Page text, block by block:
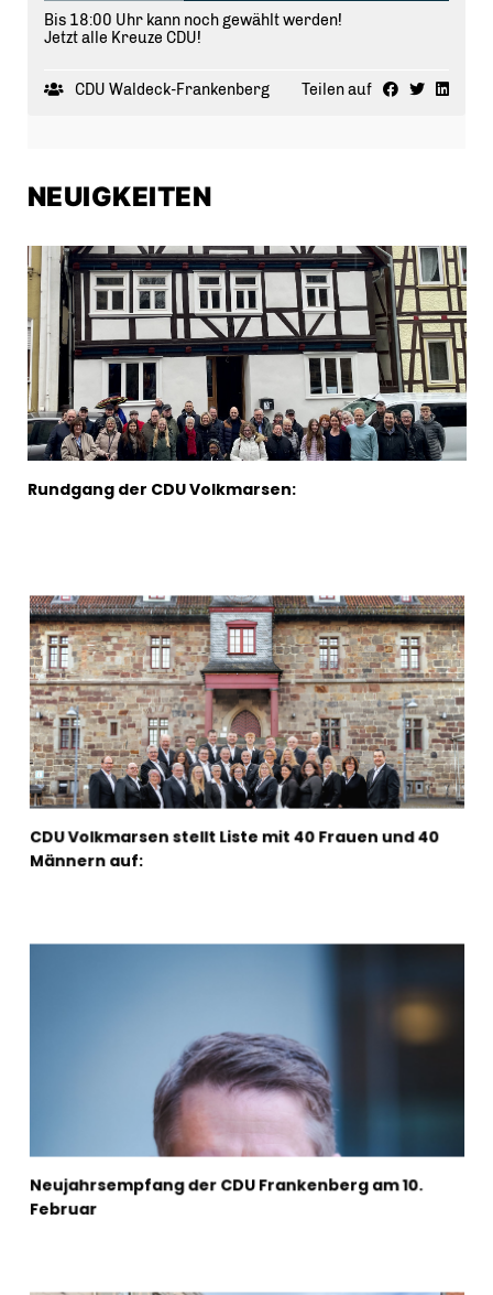
Bis 18:00 Uhr kann noch gewählt werden!
Jetzt alle Kreuze CDU!
CDU Waldeck-Frankenberg Teilen auf
NEUIGKEITEN
Rundgang der CDU Volkmarsen:
CDU Volkmarsen stellt Liste mit 40 Frauen und 40
Männern auf:
Neujahrsempfang der CDU Frankenberg am 10.
Februar